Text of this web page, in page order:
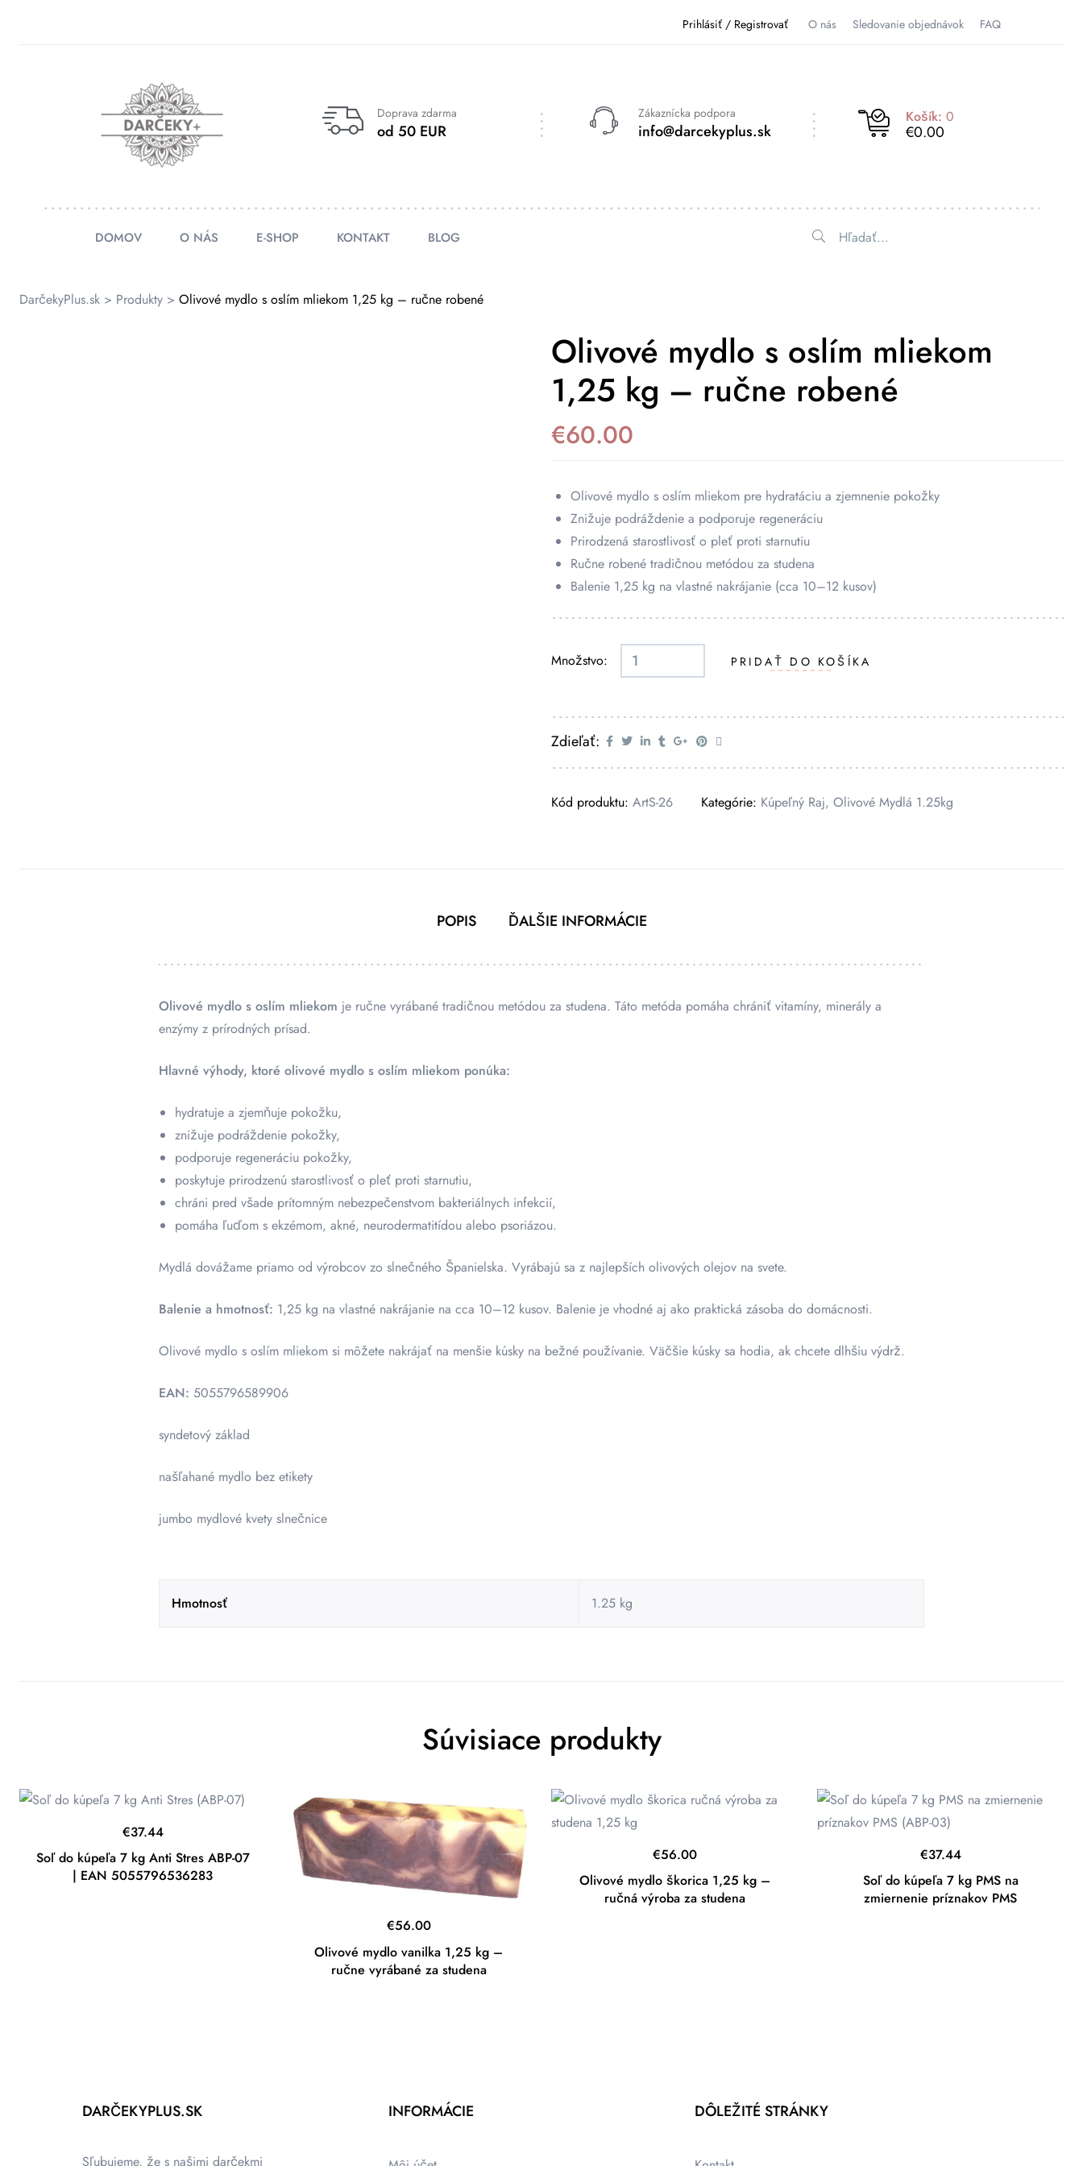
Prihlásiť / Registrovať O nás Sledovanie objednávok FAQ
Doprava zdarma
od 50 EUR
Zákaznícka podpora
info@darcekyplus.sk
Košík: 0
€0.00
DOMOV O NÁS E-SHOP KONTAKT BLOG
DarčekyPlus.sk > Produkty > Olivové mydlo s oslím mliekom 1,25 kg – ručne robené
Olivové mydlo s oslím mliekom
1,25 kg – ručne robené
€60.00
Olivové mydlo s oslím mliekom pre hydratáciu a zjemnenie pokožky
Znižuje podráždenie a podporuje regeneráciu
Prirodzená starostlivosť o pleť proti starnutiu
Ručne robené tradičnou metódou za studena
Balenie 1,25 kg na vlastné nakrájanie (cca 10–12 kusov)
Množstvo: PRIDAŤ DO KOŠÍKA
Zdieľať:
Kód produktu: ArtS-26 Kategórie: Kúpeľný Raj, Olivové Mydlá 1.25kg
POPIS ĎALŠIE INFORMÁCIE
Olivové mydlo s oslím mliekom je ručne vyrábané tradičnou metódou za studena. Táto metóda pomáha chrániť vitamíny, minerály a
enzýmy z prírodných prísad.
Hlavné výhody, ktoré olivové mydlo s oslím mliekom ponúka:
hydratuje a zjemňuje pokožku,
znižuje podráždenie pokožky,
podporuje regeneráciu pokožky,
poskytuje prirodzenú starostlivosť o pleť proti starnutiu,
chráni pred všade prítomným nebezpečenstvom bakteriálnych infekcií,
pomáha ľuďom s ekzémom, akné, neurodermatitídou alebo psoriázou.
Mydlá dovážame priamo od výrobcov zo slnečného Španielska. Vyrábajú sa z najlepších olivových olejov na svete.
Balenie a hmotnosť: 1,25 kg na vlastné nakrájanie na cca 10–12 kusov. Balenie je vhodné aj ako praktická zásoba do domácnosti.
Olivové mydlo s oslím mliekom si môžete nakrájať na menšie kúsky na bežné používanie. Väčšie kúsky sa hodia, ak chcete dlhšiu výdrž.
EAN: 5055796589906
syndetový základ
našľahané mydlo bez etikety
jumbo mydlové kvety slnečnice
Hmotnosť 1.25 kg
Súvisiace produkty
Soľ do kúpeľa 7 kg Anti Stres ABP-07
| EAN 5055796536283
€37.44
Olivové mydlo vanilka 1,25 kg –
ručne vyrábané za studena
€56.00
Olivové mydlo škorica 1,25 kg –
ručná výroba za studena
€56.00
Soľ do kúpeľa 7 kg PMS na
zmiernenie príznakov PMS
€37.44
DARČEKYPLUS.SK
Sľubujeme, že s našimi darčekmi
INFORMÁCIE DÔLEŽITÉ STRÁNKY